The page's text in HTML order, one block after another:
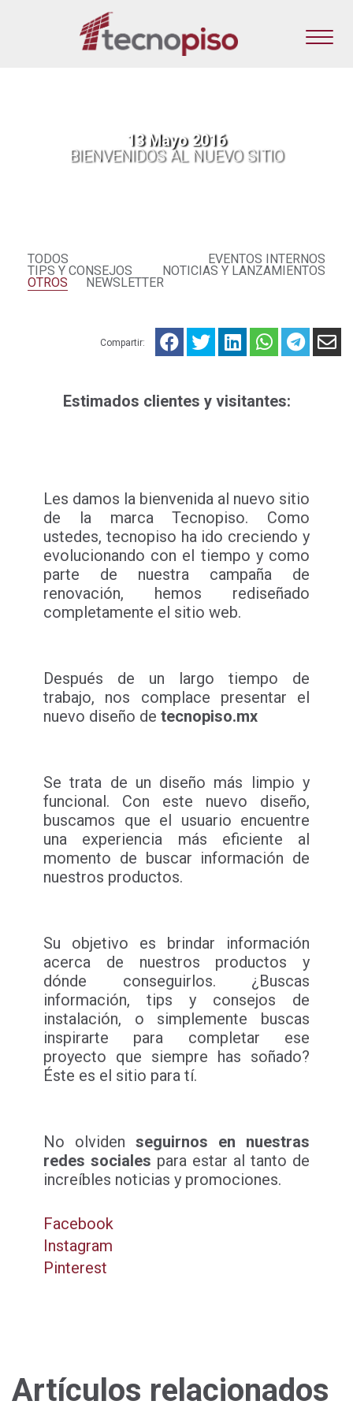
13 Mayo 2016
BIENVENIDOS AL NUEVO SITIO
TODOS EVENTOS INTERNOS
TIPS Y CONSEJOS NOTICIAS Y LANZAMIENTOS
OTROS NEWSLETTER
Compartir:
Estimados clientes y visitantes:
Les damos la bienvenida al nuevo sitio
de la marca Tecnopiso. Como
ustedes, tecnopiso ha ido creciendo y
evolucionando con el tiempo y como
parte de nuestra campaña de
renovación, hemos rediseñado
completamente el sitio web.
Después de un largo tiempo de
trabajo, nos complace presentar el
nuevo diseño de tecnopiso.mx
Se trata de un diseño más limpio y
funcional. Con este nuevo diseño,
buscamos que el usuario encuentre
una experiencia más eficiente al
momento de buscar información de
nuestros productos.
Su objetivo es brindar información
acerca de nuestros productos y
dónde conseguirlos. ¿Buscas
información, tips y consejos de
instalación, o simplemente buscas
inspirarte para completar ese
proyecto que siempre has soñado?
Éste es el sitio para tí.
No olviden seguirnos en nuestras
redes sociales para estar al tanto de
increíbles noticias y promociones.
Facebook
Instagram
Pinterest
Artículos relacionados